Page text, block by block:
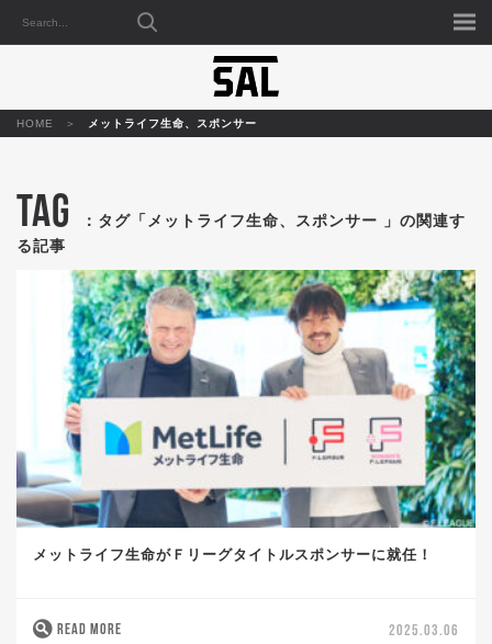
HOME メットライフ生命、スポンサー
TAG
：タグ「メットライフ生命、スポンサー 」の関連す
る記事
メットライフ生命がＦリーグタイトルスポンサーに就任！
READ MORE 2025.03.06